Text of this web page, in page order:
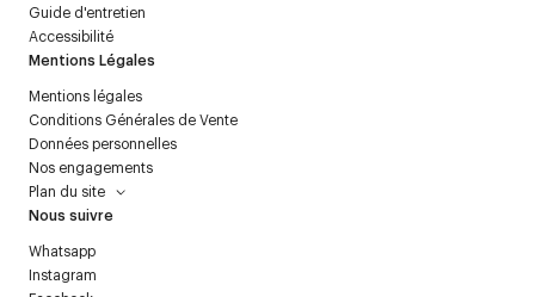
Guide d'entretien
Accessibilité
Mentions Légales
Mentions légales
Conditions Générales de Vente
Données personnelles
Nos engagements
Plan du site
Nous suivre
Whatsapp
Instagram